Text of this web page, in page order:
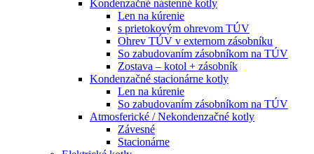
Kondenzačné nástenné kotly
Len na kúrenie
s prietokovým ohrevom TÚV
Ohrev TÚV v externom zásobníku
So zabudovaním zásobníkom na TÚV
Zostava – kotol + zásobník
Kondenzačné stacionárne kotly
Len na kúrenie
So zabudovaním zásobníkom na TÚV
Atmosferické / Nekondenzačné kotly
Závesné
Stacionárne